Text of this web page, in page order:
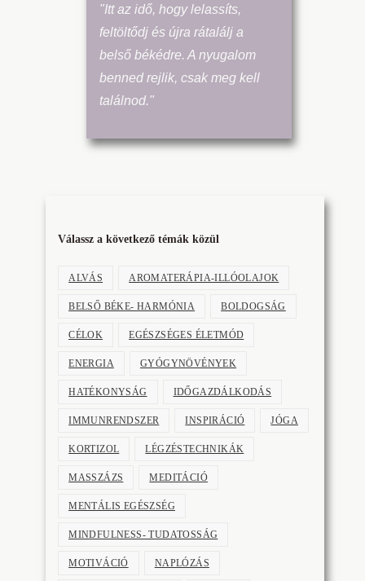
"Itt az idő, hogy lelassíts,
feltöltődj és újra rátalálj a
belső békédre. A nyugalom
benned rejlik, csak meg kell
találnod."
Válassz a következő témák közül
ALVÁS AROMATERÁPIA-ILLÓOLAJOK
BELSŐ BÉKE- HARMÓNIA BOLDOGSÁG
CÉLOK EGÉSZSÉGES ÉLETMÓD
ENERGIA GYÓGYNÖVÉNYEK
HATÉKONYSÁG IDŐGAZDÁLKODÁS
IMMUNRENDSZER INSPIRÁCIÓ JÓGA
KORTIZOL LÉGZÉSTECHNIKÁK
MASSZÁZS MEDITÁCIÓ
MENTÁLIS EGÉSZSÉG
MINDFULNESS- TUDATOSSÁG
MOTIVÁCIÓ NAPLÓZÁS